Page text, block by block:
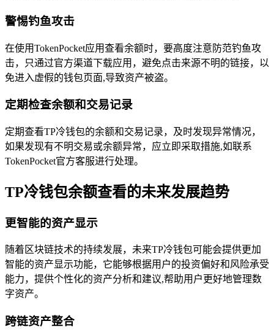
警惕钓鱼攻击
在使用TokenPocket应用查看余额时，要高度注意防范钓鱼攻
击，只通过官方渠道下载应用，避免点击来源不明的链接，以
免进入虚假的钱包页面,导致资产被盗。
定期检查余额和交易记录
定期查看TP冷钱包的余额和交易记录，及时发现异常情况，
如果发现有不明交易或余额异常，应立即采取措施,如联系
TokenPocket官方客服进行处理。
TP冷钱包余额查看的未来发展趋势
更智能的资产显示
随着区块链技术的持续发展，未来TP冷钱包可能会提供更加
智能的资产显示功能，它能够根据用户的投资偏好和风险承受
能力，提供个性化的资产分析和建议,帮助用户更好地管理数
字资产。
跨链资产整合